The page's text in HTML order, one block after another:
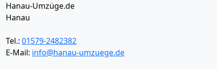
Hanau-Umzüge.de
Hanau
Tel.: 01579-2482382
E-Mail: info@hanau-umzuege.de